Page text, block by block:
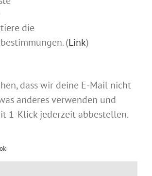
die
(Link)
dass wir deine E-Mail nicht
anderes verwenden und
1-Klick jederzeit abbestellen.